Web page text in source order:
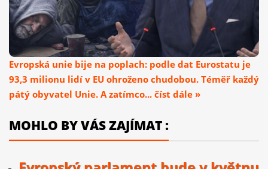
Evropská unie bije na poplach: podle dat Eurostatu je
93,3 milionu lidí v EU ohroženo chudobou. Téměř každý
pátý obyvatel Unie. A zatímco... číst dále »
MOHLO BY VÁS ZAJÍMAT :